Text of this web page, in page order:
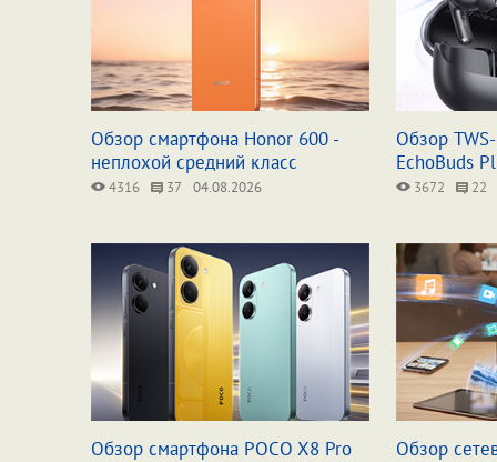
Обзор смартфона Honor 600 -
неплохой средний класс
4316 37 04.08.2026
Обзор
EchoBuds
3672 22
Обзор смартфона POCO X8 Pro
Обзор